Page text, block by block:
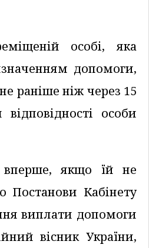
особі, яка
допомоги,
раніше ніж через 15
особи
вперше, якщо їй не
Постанови Кабінету
виплати допомоги
вісник України,